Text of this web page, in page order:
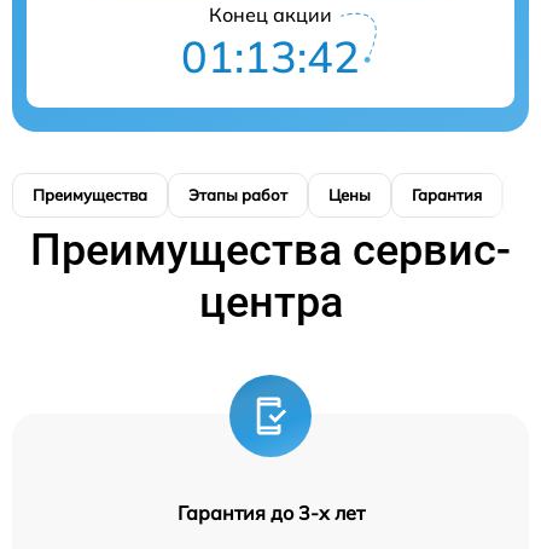
Конец акции
01:13:41
Преимущества Этапы работ Цены Гарантия
Преимущества сервис-
центра
Гарантия до 3-х лет